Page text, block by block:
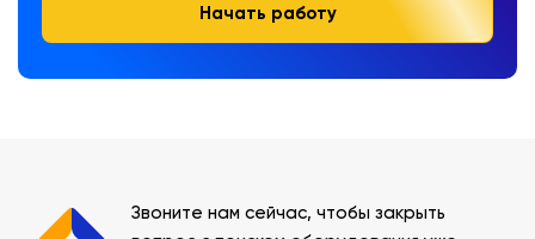
Начать работу
Звоните нам сейчас, чтобы закрыть